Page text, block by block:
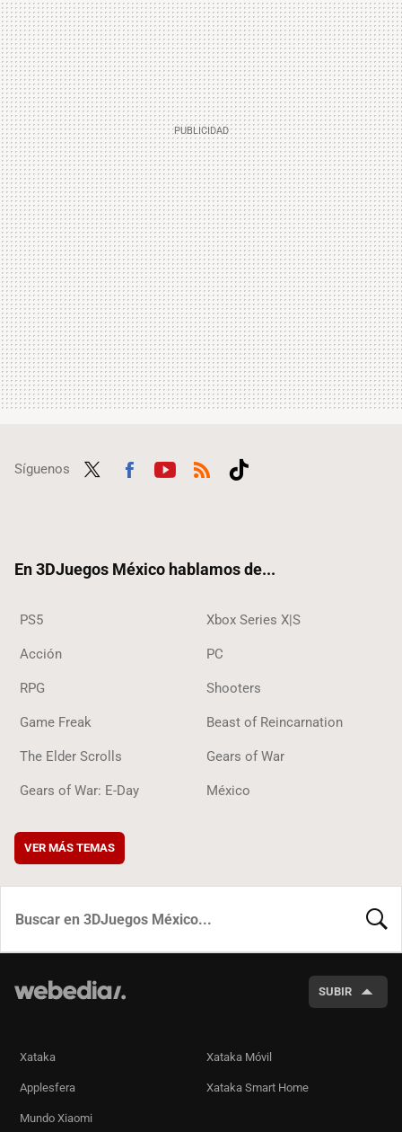
Síguenos
En 3DJuegos México hablamos de...
PS5 Xbox Series X|S
Acción PC
RPG Shooters
Game Freak Beast of Reincarnation
The Elder Scrolls Gears of War
Gears of War: E-Day México
VER MÁS TEMAS
SUBIR
Xataka Xataka Móvil
Applesfera Xataka Smart Home
Mundo Xiaomi